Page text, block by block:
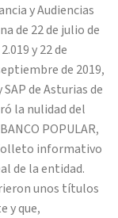
y Audiencias
de 22 de julio de
y 22 de
de 2019,
de Asturias de
la nulidad del
POPULAR,
informativo
de la entidad.
unos títulos
y que,